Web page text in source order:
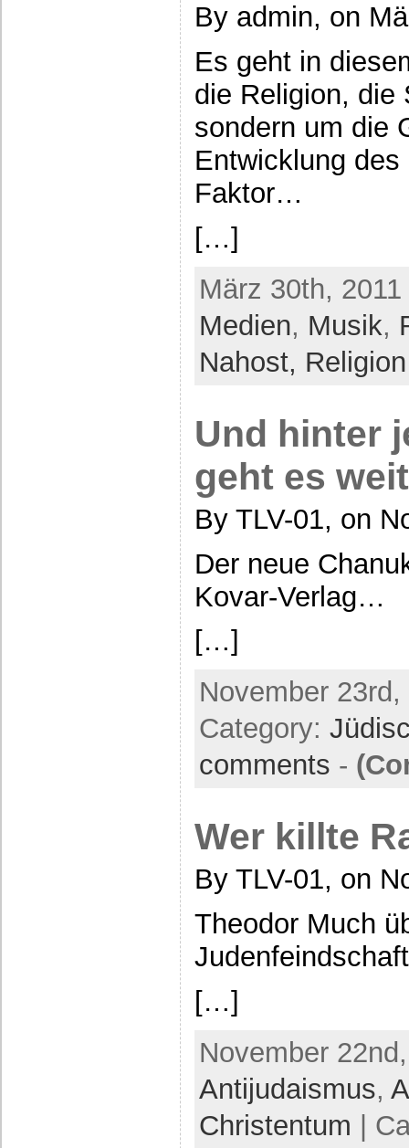
By admin, on
Es geht in
die Religion, die
sondern um die
Entwicklung
Faktor…
[…]
März 30th,
Medien, Musik,
Nahost, Religion
Und hinter
geht es
By TLV-01, on
Der neue
Kovar-Verlag…
[…]
November
Category:
comments -
Wer killte
By TLV-01, on
Theodor Much
[…]
November
Antijudaismus,
Christentum |